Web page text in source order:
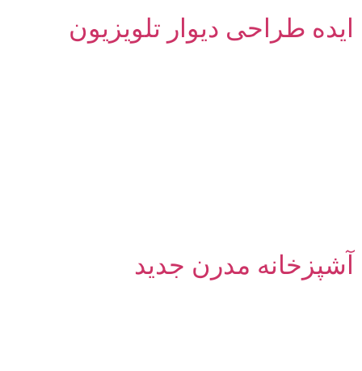
ایده طراحی دیوار تلویزیون
آشپزخانه مدرن جدید